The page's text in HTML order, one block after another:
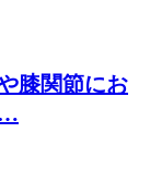
膝関節にお
…